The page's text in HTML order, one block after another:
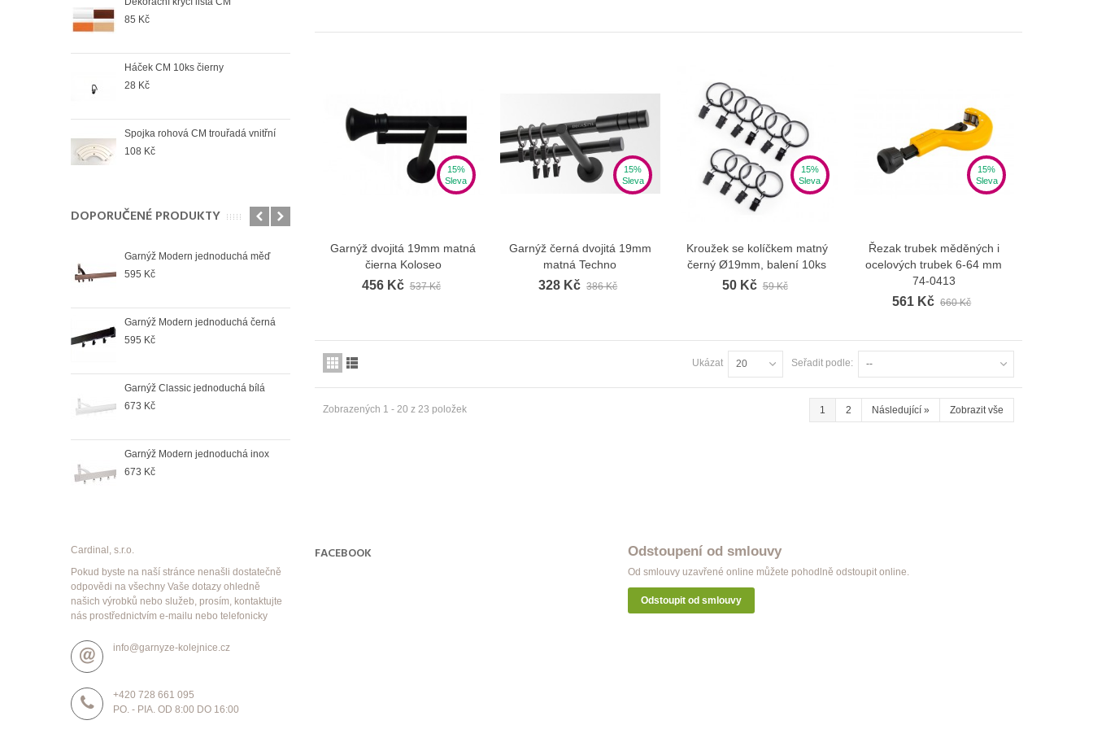
85 Kč
Háček CM 10ks čierny
28 Kč
Spojka rohová CM trouřadá vnitřní
108 Kč
Spojka rohová CM jednořadá vnitřní
DOPORUČENÉ PRODUKTY
Garnýž Modern jednoduchá měď
595 Kč
Garnýž Modern jednoduchá černá
595 Kč
Garnýž Classic jednoduchá bílá
673 Kč
Garnýž Modern jednoduchá inox
673 Kč
Garnýž Modern jednoduchá patyna
964 Kč
Garnýž Classic dvojitá satin nickel
998 Kč
Garnýž Modern dvojitá černá
998 Kč
Garnýž Modern dvojitá bílá
Garnýž Classic dvojitá bílá
998 Kč
15%
Sleva
Zobrazit více
Garnýž dvojitá 19mm matná
čierna Koloseo
456 Kč 537 Kč
15%
Sleva
Zobrazit více
Garnýž černá dvojitá 19mm
matná Techno
328 Kč 386 Kč
15%
Sleva
Zobrazit více
Kroužek se kolíčkem matný
černý Ø19mm, balení 10ks
50 Kč 59 Kč
15%
Sleva
Zobrazit více
Řezak trubek měděných i
ocelových trubek 6-64 mm
74-0413
561 Kč 660 Kč
Seřadit podle: --
Ukázat 20
1 2 Následující » Zobrazit vše
Zobrazených 1 - 20 z 23 položek
Cardinal, s.r.o.
Pokud byste na naší stránce nenašli dostatečně
odpovědi na všechny Vaše dotazy ohledně
našich výrobků nebo služeb, prosím, kontaktujte
nás prostřednictvím e-mailu nebo telefonicky
info@garnyze-kolejnice.cz
+420 728 661 095
PO. - PIA. OD 8:00 DO 16:00
FACEBOOK Odstoupení od smlouvy
Od smlouvy uzavřené online můžete pohodlně odstoupit online.
Odstoupit od smlouvy